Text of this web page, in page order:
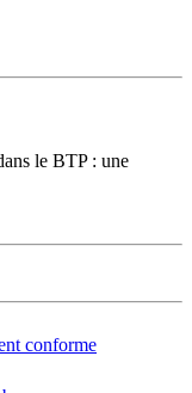
le BTP : une
conforme